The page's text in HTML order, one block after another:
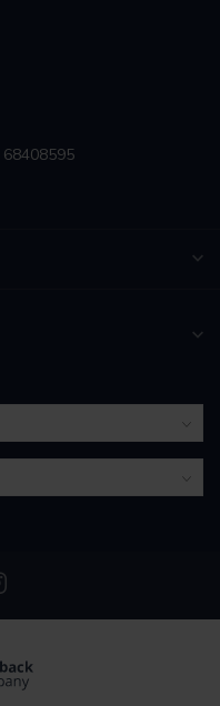
68408595